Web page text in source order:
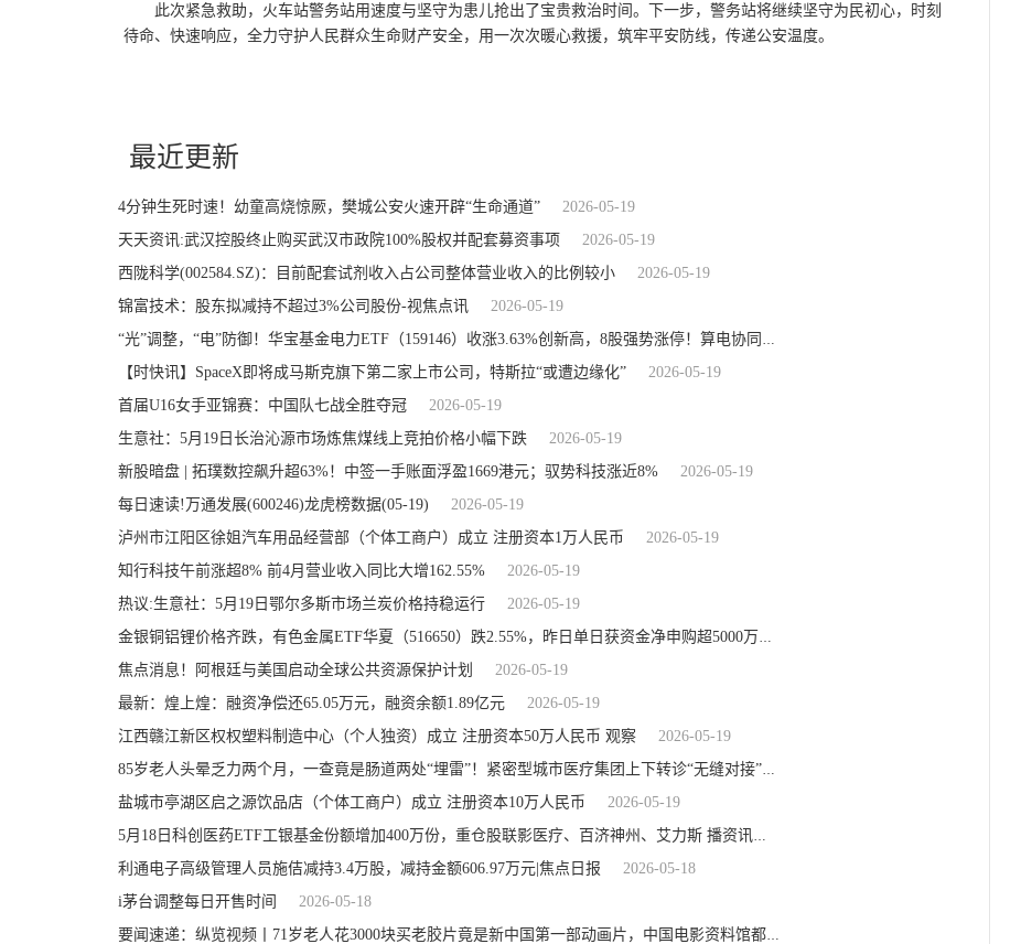
此次紧急救助，火车站警务站用速度与坚守为患儿抢出了宝贵救治时间。下一步，警务站将继续坚守为民初心，时刻
待命、快速响应，全力守护人民群众生命财产安全，用一次次暖心救援，筑牢平安防线，传递公安温度。
最近更新
4分钟生死时速！幼童高烧惊厥，樊城公安火速开辟“生命通道”
2026-05-19
天天资讯:武汉控股终止购买武汉市政院100%股权并配套募资事项
2026-05-19
西陇科学(002584.SZ)：目前配套试剂收入占公司整体营业收入的比例较小
2026-05-19
锦富技术：股东拟减持不超过3%公司股份-视焦点讯
2026-05-19
“光”调整，“电”防御！华宝基金电力ETF（159146）收涨3.63%创新高，8股强势涨停！算电协同持续落地_头条焦点
【时快讯】SpaceX即将成马斯克旗下第二家上市公司，特斯拉“或遭边缘化”
2026-05-19
首届U16女手亚锦赛：中国队七战全胜夺冠
2026-05-19
生意社：5月19日长治沁源市场炼焦煤线上竞拍价格小幅下跌
2026-05-19
新股暗盘 | 拓璞数控飙升超63%！中签一手账面浮盈1669港元；驭势科技涨近8%
2026-05-19
每日速读!万通发展(600246)龙虎榜数据(05-19)
2026-05-19
泸州市江阳区徐姐汽车用品经营部（个体工商户）成立 注册资本1万人民币
2026-05-19
知行科技午前涨超8% 前4月营业收入同比大增162.55%
2026-05-19
热议:生意社：5月19日鄂尔多斯市场兰炭价格持稳运行
2026-05-19
金银铜铝锂价格齐跌，有色金属ETF华夏（516650）跌2.55%，昨日单日获资金净申购超5000万元
焦点消息！阿根廷与美国启动全球公共资源保护计划
2026-05-19
最新：煌上煌：融资净偿还65.05万元，融资余额1.89亿元
2026-05-19
江西赣江新区权权塑料制造中心（个人独资）成立 注册资本50万人民币 观察
2026-05-19
85岁老人头晕乏力两个月，一查竟是肠道两处“埋雷”！紧密型城市医疗集团上下转诊“无缝对接”解难题
盐城市亭湖区启之源饮品店（个体工商户）成立 注册资本10万人民币
2026-05-19
5月18日科创医药ETF工银基金份额增加400万份，重仓股联影医疗、百济神州、艾力斯 播资讯
利通电子高级管理人员施佶减持3.4万股，减持金额606.97万元|焦点日报
2026-05-18
i茅台调整每日开售时间
2026-05-18
要闻速递：纵览视频丨71岁老人花3000块买老胶片竟是新中国第一部动画片，中国电影资料馆都没有，他二话没说直接捐赠给国家